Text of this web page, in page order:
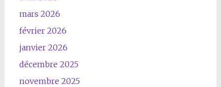
mars 2026
février 2026
janvier 2026
décembre 2025
novembre 2025